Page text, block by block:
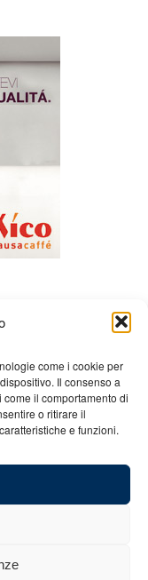
come i cookie per
Il consenso a
il comportamento di
o ritirare il
e funzioni.
RA 199431 (sede